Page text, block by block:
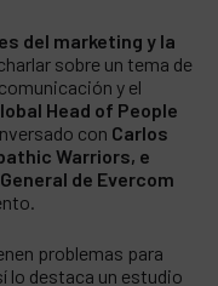
del marketing y la
sobre un tema de
y el
Head of People
con Carlos
Warriors, e
de Evercom
problemas para
lo destaca un estudio